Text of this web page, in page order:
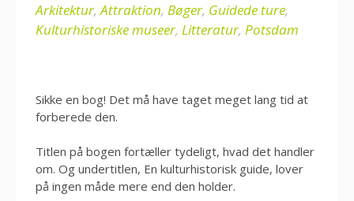
Arkitektur,Attraktion, Bøger, Guidede ture,
Kulturhistoriske museer, Litteratur, Potsdam
Sikke en bog! Det må have taget meget lang tid at
forberede den.
Titlen på bogen fortæller tydeligt, hvad det handler
om. Og undertitlen, En kulturhistorisk guide, lover
på ingen måde mere end den holder.